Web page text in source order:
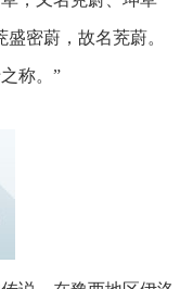
密蔚，故名茺蔚。
称。”